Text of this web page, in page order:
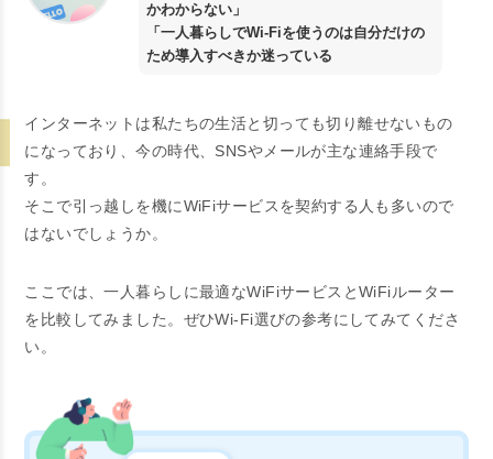
かわからない」
「一人暮らしでWi-Fiを使うのは自分だけの
ため導入すべきか迷っている
インターネットは私たちの生活と切っても切り離せないもの
になっており、今の時代、SNSやメールが主な連絡手段で
す。
そこで引っ越しを機にWiFiサービスを契約する人も多いので
はないでしょうか。
ここでは、一人暮らしに最適なWiFiサービスとWiFiルーター
を比較してみました。ぜひWi-Fi選びの参考にしてみてくださ
い。